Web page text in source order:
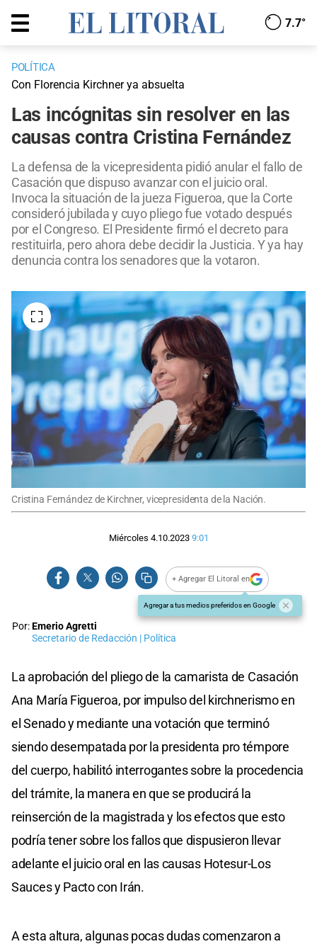
7.7°
POLÍTICA
Con Florencia Kirchner ya absuelta
Las incógnitas sin resolver en las
causas contra Cristina Fernández
La defensa de la vicepresidenta pidió anular el fallo de
Casación que dispuso avanzar con el juicio oral.
Invoca la situación de la jueza Figueroa, que la Corte
consideró jubilada y cuyo pliego fue votado después
por el Congreso. El Presidente firmó el decreto para
restituirla, pero ahora debe decidir la Justicia. Y ya hay
denuncia contra los senadores que la votaron.
Cristina Fernández de Kirchner, vicepresidenta de la Nación.
Miércoles 4.10.2023 9:01
+ Agregar El Litoral en
Agregar a tus medios preferidos en Google
Por:Emerio Agretti
Secretario de Redacción | Política
La aprobación del pliego de la camarista de Casación
Ana María Figueroa, por impulso del kirchnerismo en
el Senado y mediante una votación que terminó
siendo desempatada por la presidenta pro témpore
del cuerpo, habilitó interrogantes sobre la procedencia
del trámite, la manera en que se producirá la
reinserción de la magistrada y los efectos que esto
podría tener sobre los fallos que dispusieron llevar
adelante el juicio oral en las causas Hotesur-Los
Sauces y Pacto con Irán.
A esta altura, algunas pocas dudas comenzaron a